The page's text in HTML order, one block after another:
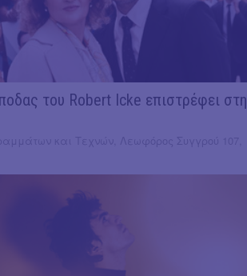
του Robert Icke επιστρέφει στη